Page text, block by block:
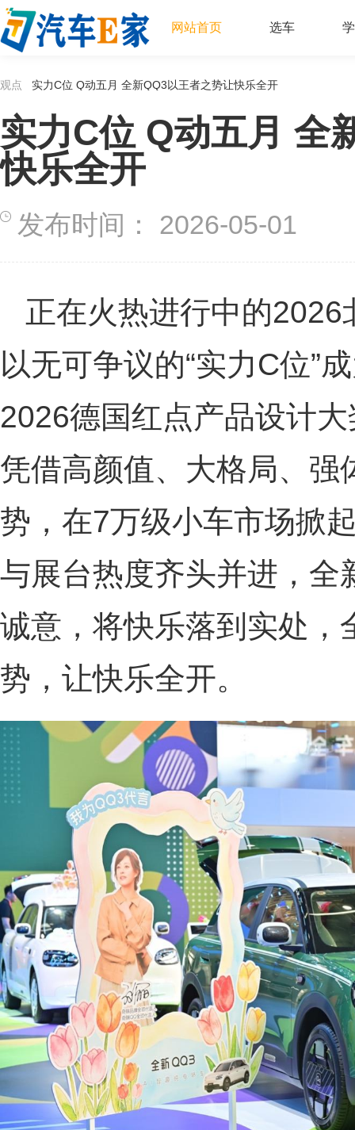
网站首页 选车
观点 实力C位 Q动五月 全新QQ3以王者之势让快乐全开
实力C位 Q动五月 全
快乐全开
发布时间： 2026-05-01
正在火热进行中的
以无可争议的“实力C位”
2026德国红点产品设计
凭借高颜值、大格局、强
势，在7万级小车市场掀
与展台热度齐头并进，全
诚意，将快乐落到实处，
势，让快乐全开。